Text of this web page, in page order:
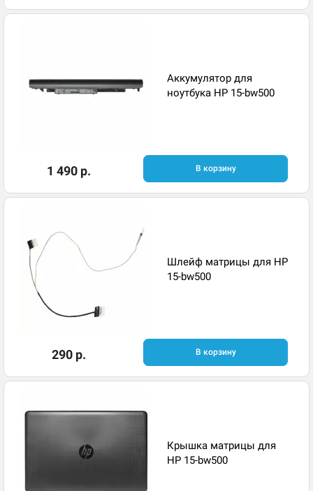
Аккумулятор для
ноутбука HP 15-bw500
1 490 р. В корзину
Шлейф матрицы для HP
15-bw500
290 р. В корзину
Крышка матрицы для
HP 15-bw500